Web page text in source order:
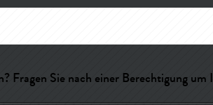
Fragen Sie nach einer Berechtigung